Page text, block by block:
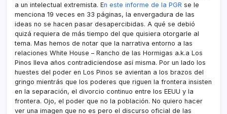
a un intelectual extremista. En este informe de la PGR se le
menciona 19 veces en 33 páginas, la envergadura de las
ideas no se hacen pasar desapercibidas. A qué se debió
quizá requiera de más tiempo del que quisiera otorgarle al
tema. Mas hemos de notar que la narrativa entorno a las
relaciones White House – Rancho de las Hormigas a.k.a Los
Pinos lleva años contradiciendose así­ misma. Por un lado los
huestes del poder en Los Pinos se avientan a los brazos del
gringo mientrás que los poderes que riguen la frontera insisten
en la separación, el divorcio continuo entre los EEUU y la
frontera. Ojo, el poder que no la población. No quiero hacer
ver una imagen que no es pero el discurso oficial de las